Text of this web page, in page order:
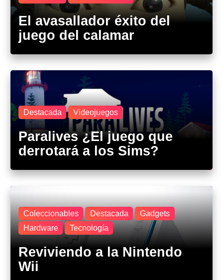
El avasallador éxito del
juego del calamar
Destacada Videojuegos
Paralives ¿El juego que
derrotará a los Sims?
Coleccionables Destacada
Gadgets
Hardware
Tecnología
Reviviendo a la Nintendo
Wii